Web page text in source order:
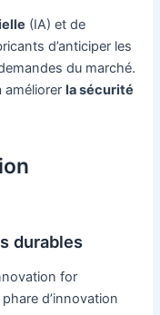
(IA) et de
d’anticiper les
du marché.
améliorerla sécurité
durables
for
d’innovation